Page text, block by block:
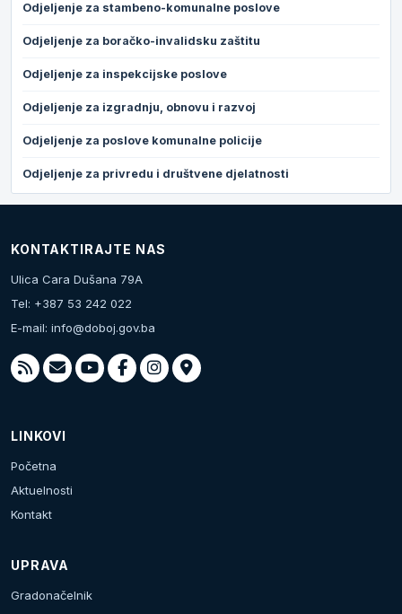
Odjeljenje za stambeno-komunalne poslove
Odjeljenje za boračko-invalidsku zaštitu
Odjeljenje za inspekcijske poslove
Odjeljenje za izgradnju, obnovu i razvoj
Odjeljenje za poslove komunalne policije
Odjeljenje za privredu i društvene djelatnosti
KONTAKTIRAJTE NAS
Ulica Cara Dušana 79A
Tel: +387 53 242 022
E-mail: info@doboj.gov.ba
LINKOVI
Početna
Aktuelnosti
Kontakt
UPRAVA
Gradonačelnik